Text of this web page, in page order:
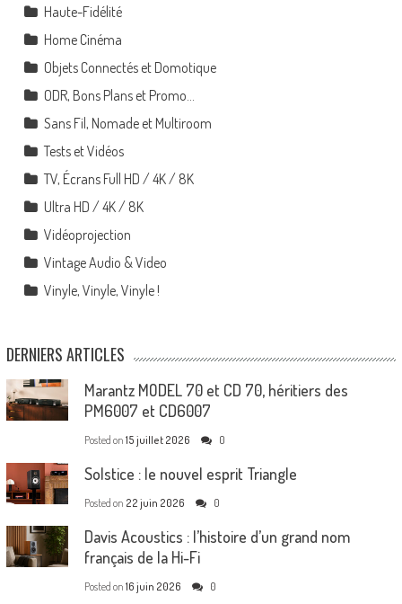
Haute-Fidélité
Home Cinéma
Objets Connectés et Domotique
ODR, Bons Plans et Promo…
Sans Fil, Nomade et Multiroom
Tests et Vidéos
TV, Écrans Full HD / 4K / 8K
Ultra HD / 4K / 8K
Vidéoprojection
Vintage Audio & Video
Vinyle, Vinyle, Vinyle !
DERNIERS ARTICLES
Marantz MODEL 70 et CD 70, héritiers des
PM6007 et CD6007
Posted on 15 juillet 2026 0
Solstice : le nouvel esprit Triangle
Posted on 22 juin 2026 0
Davis Acoustics : l’histoire d’un grand nom
français de la Hi-Fi
Posted on 16 juin 2026 0